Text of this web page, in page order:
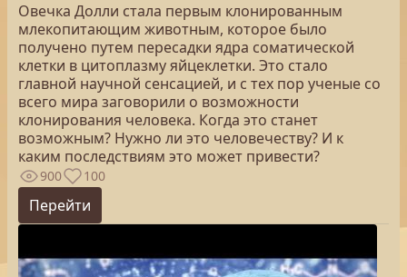
Овечка Долли стала первым клонированным
млекопитающим животным, которое было
получено путем пересадки ядра соматической
клетки в цитоплазму яйцеклетки. Это стало
главной научной сенсацией, и с тех пор ученые со
всего мира заговорили о возможности
клонирования человека. Когда это станет
возможным? Нужно ли это человечеству? И к
каким последствиям это может привести?
900 100
Перейти